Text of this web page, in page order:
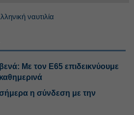
ναυτιλία
Με τον Ε65 επιδεικνύουμε
η σύνδεση με την